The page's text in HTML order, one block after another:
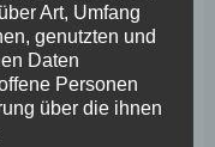
von Particura
Art, Umfang
genutzten und
Daten
Personen
über die ihnen